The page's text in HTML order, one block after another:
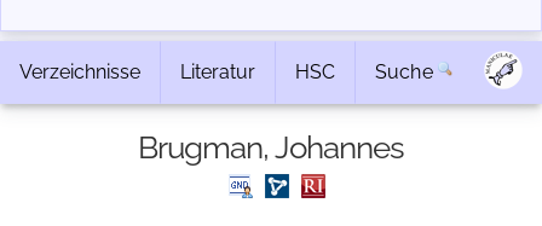
Verzeichnisse Literatur HSC Suche
Brugman, Johannes